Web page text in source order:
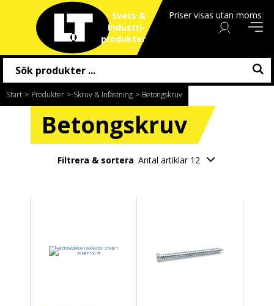
Priser visas utan moms
Svets &
Industri
produkter
Start / Produkter / Skruv & Infästning / Betongskruv
Betongskruv
Filtrera & sortera Antal artiklar 12